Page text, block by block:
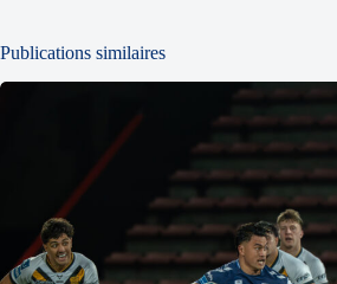
Publications similaires